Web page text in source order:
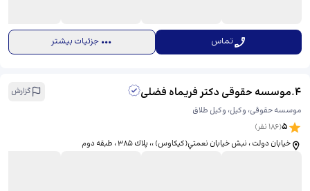
تماس جزئیات بیشتر
4
.موسسه حقوقی دکتر فریماه فضلی
گزارش
موسسه حقوقی، وکیل، وکیل طلاق
5
(
186 نفر)
خيابان دولت ، نبش خيابان نعمتي(كيكاوس) ،، ​پلاك ٣٨٥ ، طبقه دوم